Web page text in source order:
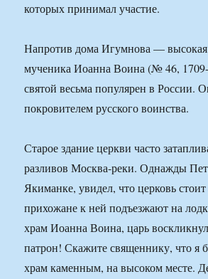
которых принимал участие.
Напротив дома Игумнова — высокая
мученика Иоанна Воина (№ 46,
святой весьма популярен в России.
покровителем русского воинства.
Старое здание церкви часто
разливов Москва-реки. Однажды
Якиманке, увидел, что церковь
прихожане к ней подъезжают на
храм Иоанна Воина, царь
патрон! Скажите священнику, что я
храм каменным, на высоком месте.